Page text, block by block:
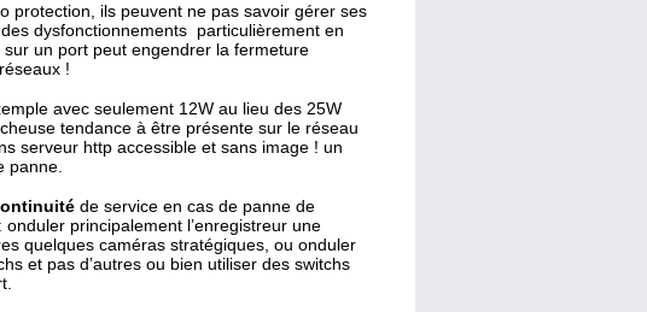
protection, ils peuvent ne pas savoir gérer ses
dysfonctionnements particulièrement en
un port peut engendrer la fermeture
!
avec seulement 12W au lieu des 25W
tendance à être présente sur le réseau
serveur http accessible et sans image ! un
panne.
de service en cas de panne de
principalement l’enregistreur une
quelques caméras stratégiques, ou onduler
et pas d’autres ou bien utiliser des switchs